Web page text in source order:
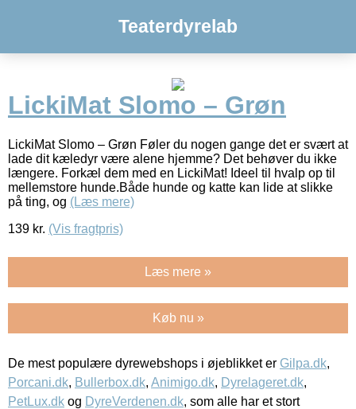
Teaterdyrelab
LickiMat Slomo – Grøn
LickiMat Slomo – Grøn Føler du nogen gange det er svært at
lade dit kæledyr være alene hjemme? Det behøver du ikke
længere. Forkæl dem med en LickiMat! Ideel til hvalp op til
mellemstore hunde.Både hunde og katte kan lide at slikke
på ting, og (Læs mere)
139 kr. (Vis fragtpris)
Læs mere »
Køb nu »
De mest populære dyrewebshops i øjeblikket er Gilpa.dk,
Porcani.dk, Bullerbox.dk, Animigo.dk, Dyrelageret.dk,
PetLux.dk og DyreVerdenen.dk, som alle har et stort